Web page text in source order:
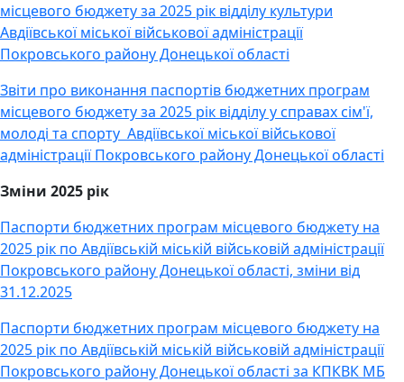
місцевого бюджету за 2025 рік відділу культури
Авдіївської міської військової адміністрації
Покровського району Донецької області
Звіти про виконання паспортів бюджетних програм
місцевого бюджету за 2025 рік відділу у справах сім'ї,
молоді та спорту Авдіївської міської військової
адміністрації Покровського району Донецької області
Зміни 2025 рік
Паспорти бюджетних програм місцевого бюджету на
2025 рік по Авдіївській міській військовій адміністрації
Покровського району Донецької області, зміни від
31.12.2025
Паспорти бюджетних програм місцевого бюджету на
2025 рік по Авдіївській міській військовій адміністрації
Покровського району Донецької області за КПКВК МБ